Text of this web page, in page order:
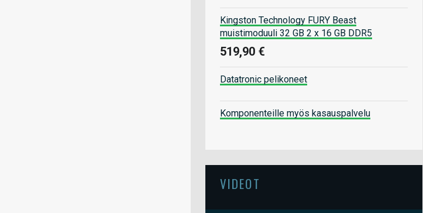
Kingston Technology FURY Beast
muistimoduuli 32 GB 2 x 16 GB DDR5
519,90 €
Datatronic pelikoneet
Komponenteille myös kasauspalvelu
VIDEOT